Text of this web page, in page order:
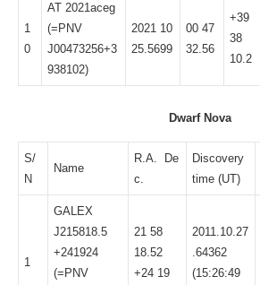
1
0
AT 2021aceg
(=PNV
J00473256+3
938102)
2021 10
25.5699
00 47
32.56
+39
38
10.2
Dwarf Nova
S/
N
Name
R.A. De
c.
Discovery
time (UT)
1
GALEX
J215818.5
+241924
(=PNV
21 58
18.52
+24 19
2011.10.27
.64362
(15:26:49